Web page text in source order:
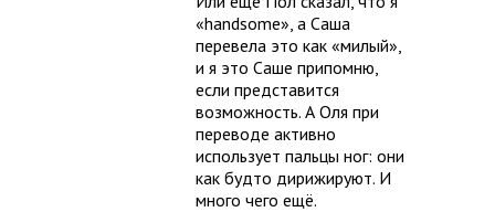
«handsome», а Саша
перевела это как «милый»,
и я это Саше припомню,
если представится
возможность. А Оля при
переводе активно
использует пальцы ног: они
как будто дирижируют. И
много чего ещё.